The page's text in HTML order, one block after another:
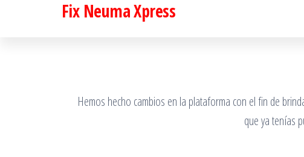
Fix Neuma Xpress
Hemos hecho cambios en la plataforma con el fin de
que ya tenías